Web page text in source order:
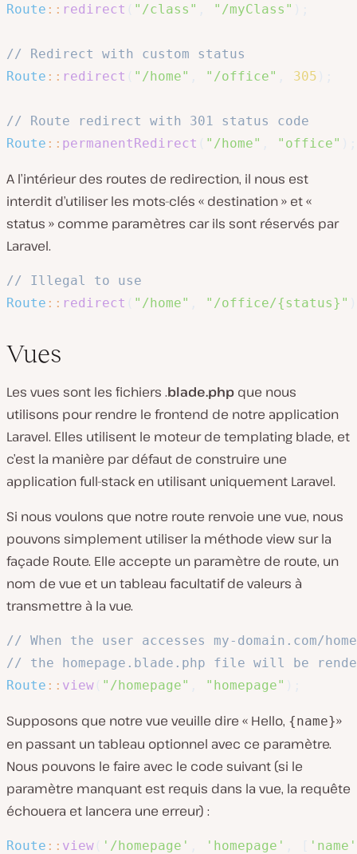
Route :: redirect "/class" "/myClass"
// Redirect with custom status
Route :: redirect "/home" "/office" 305
// Route redirect with 301 status code
Route :: permanentRedirect "/home" "office"
A l’intérieur des routes de redirection, il nous est
interdit d’utiliser les mots-clés « destination » et «
status » comme paramètres car ils sont réservés par
Laravel.
// Illegal to use
Route :: redirect "/home" "/office/{status}"
Vues
Les vues sont les fichiers .blade.php que nous
utilisons pour rendre le frontend de notre application
Laravel. Elles utilisent le moteur de templating blade, et
c’est la manière par défaut de construire une
application full-stack en utilisant uniquement Laravel.
Si nous voulons que notre route renvoie une vue, nous
pouvons simplement utiliser la méthode view sur la
façade Route. Elle accepte un paramètre de route, un
nom de vue et un tableau facultatif de valeurs à
transmettre à la vue.
// When the user accesses my-domain.com/
// the homepage.blade.php file will be
Route :: view "/homepage" "homepage"
Supposons que notre vue veuille dire « Hello, {name}»
en passant un tableau optionnel avec ce paramètre.
Nous pouvons le faire avec le code suivant (si le
paramètre manquant est requis dans la vue, la requête
échouera et lancera une erreur) :
Route :: view '/homepage' 'homepage' 'name'